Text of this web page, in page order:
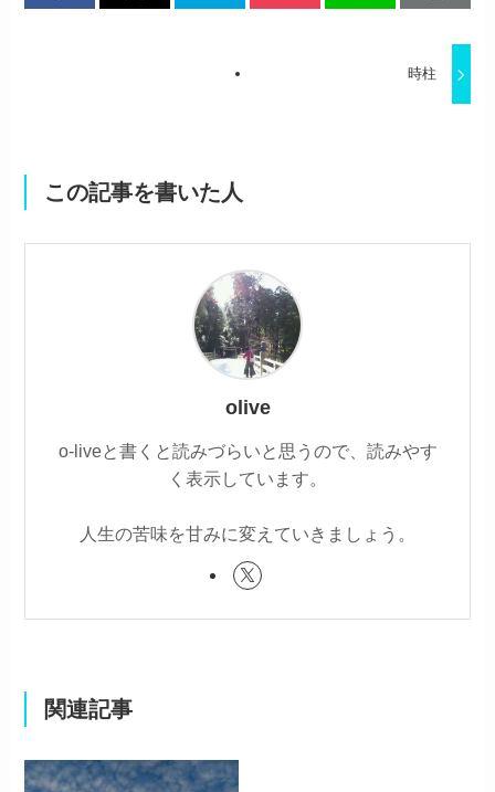
時柱
この記事を書いた人
olive
o-liveと書くと読みづらいと思うので、読みやす
く表示しています。
人生の苦味を甘みに変えていきましょう。
関連記事